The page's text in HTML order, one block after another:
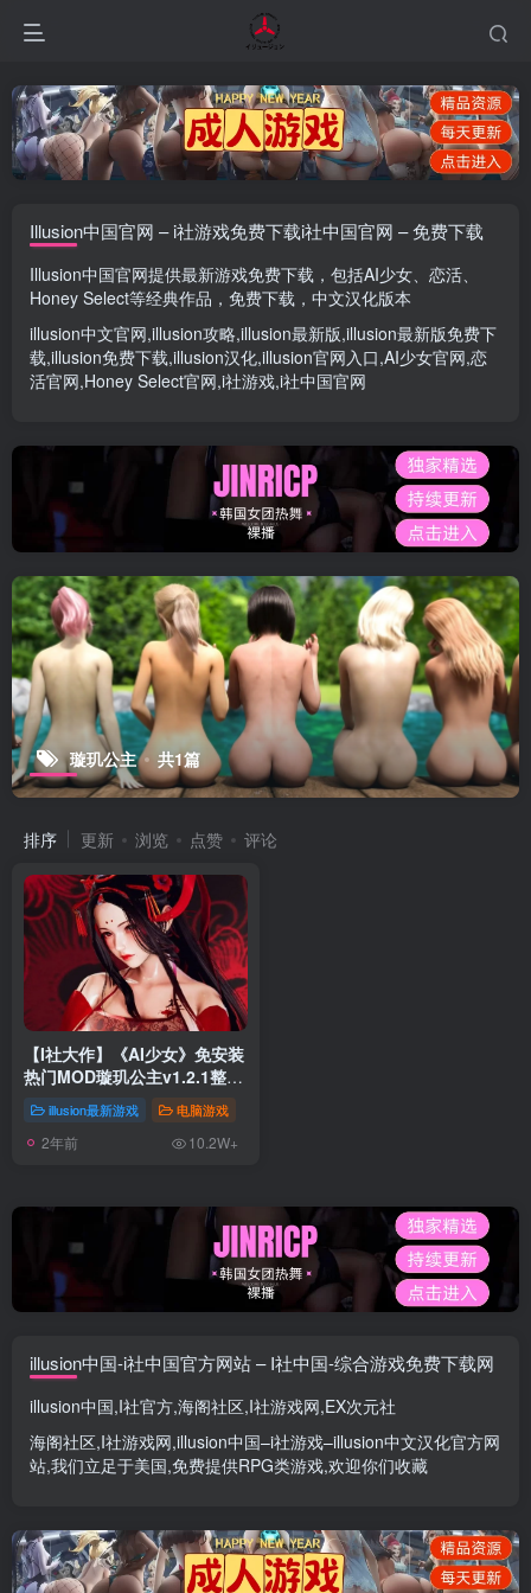
Illusion中国官网 – i社游戏免费下载i社中国官网 – 免费下载
Illusion中国官网提供最新游戏免费下载，包括AI少女、 恋活、
Honey Select等经典作品，免费下载，中文汉化版本
illusion中文官网,illusion攻略,illusion最新版,illusion最新版免费下
载,illusion免费下载,illusion汉化,illusion官网入口,AI少女官网,恋
活官网,Honey Select官网,i社游戏,i社中国官网
璇玑公主 共1篇
排序 更新 浏览 点赞 评论
【I社大作】《AI少女》免安装
热门MOD璇玑公主v1.2.1整合
全部DLC【107G/520补档福
利】【年费会员专享，手慢
无】[百度/微云]
illusion最新游戏 电脑游戏
2年前 10.2W+
illusion中国-i社中国官方网站 – I社中国-综合游戏免费下载网
illusion中国,I社官方,海阁社区,I社游戏网,EX次元社
海阁社区,I社游戏网,illusion中国–i社游戏–illusion中文汉化官方网
站,我们立足于美国,免费提供RPG类游戏,欢迎你们收藏